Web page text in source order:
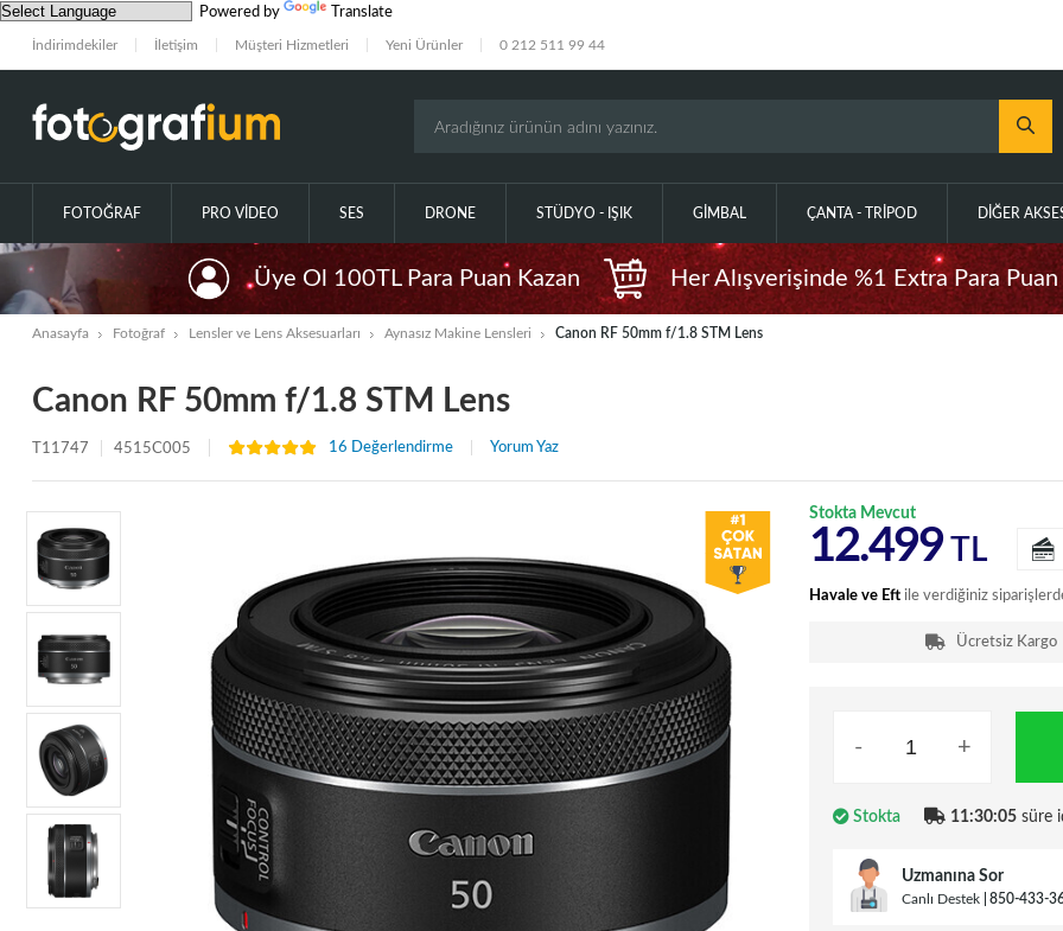
Powered by Translate
İndirimdekiler İletişim Müşteri Hizmetleri Yeni Ürünler 0 212 511 99 44
FOTOĞRAF PRO VIDEO SES DRONE STÜDYO - IŞIK GIMBAL ÇANTA - TRIPOD DIĞER
Üye Ol 100TL Para Puan Kazan Her Alışverişinde %1 Extra Para Puan
Anasayfa Fotoğraf Lensler ve Lens Aksesuarları Aynasız Makine Lensleri Canon RF 50mm f/1.8 STM Lens
Canon RF 50mm f/1.8 STM Lens
T11747 4515C005 16 Değerlendirme Yorum Yaz
Stokta Mevcut
12.499 TL
Havale ve Eft ile verdiğiniz
Ücretsiz Kargo
- +
Stokta 11:30:04 süre
Uzmanına Sor
Canlı Destek 850-433-